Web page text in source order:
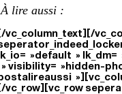
À lire aussi :
vc_column_text][/
»default » lk_dm=
visibility= »hidden-
vc_row][vc_row